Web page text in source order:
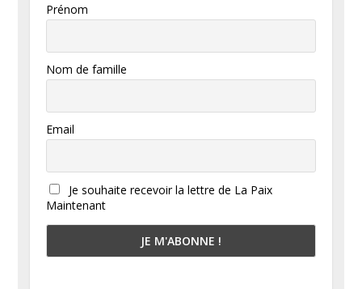
Prénom
Nom de famille
Email
Je souhaite recevoir la lettre de La Paix
Maintenant